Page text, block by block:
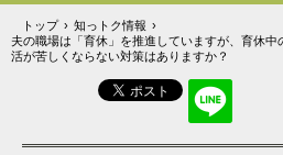
トップ › 知っトク情報 ›
夫の職場は「育休」を推進していますが、育休
活が苦しくならない対策はありますか？